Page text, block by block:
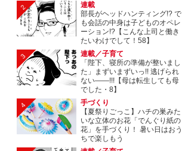
2
連載
部長がヘッドハンティング!? で
も会話の中身は子どものオペレ
ーション!?【こんな上司と働き
たいわけでして！58】
3
連載／子育て
「陛下、寝所の準備が整いまし
た」まずいまずいっ!! 逃げられ
ない――!!!【母は転生しても母
でした・8】
4
手づくり
【夏祭りごっこ】ハチの巣みた
いな立体のお花「でんぐり紙の
花」を手づくり！ 暑い日はおう
ちで楽しもう